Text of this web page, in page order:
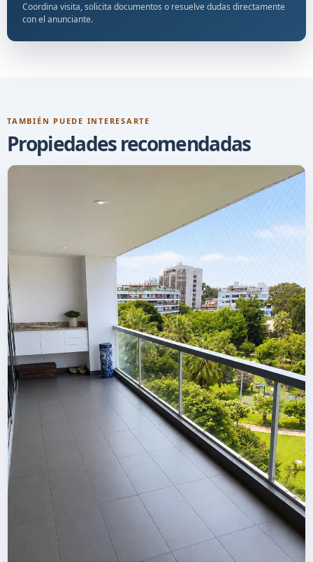
Coordina visita, solicita documentos o resuelve dudas directamente
con el anunciante.
TAMBIÉN PUEDE INTERESARTE
Propiedades recomendadas